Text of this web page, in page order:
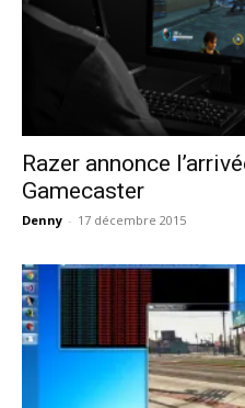
Razer annonce
Gamecaster
Denny - 17 décembre 2015